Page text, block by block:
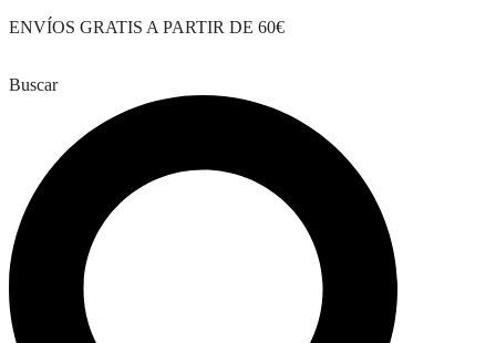
Saltar
ENVÍOS GRATIS A PARTIR DE 60€
Buscar